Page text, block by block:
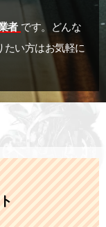
者 です。どんな
たい方はお気軽に